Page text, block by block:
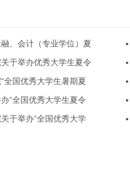
、会计（专业学位）夏
于举办优秀大学生夏令
全国优秀大学生暑期夏
“全国优秀大学生夏令
于举办“全国优秀大学